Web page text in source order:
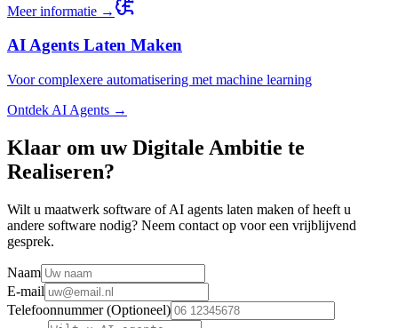
Meer informatie →
AI Agents Laten Maken
Voor complexere automatisering met machine learning
Ontdek AI Agents →
Klaar om uw Digitale Ambitie te
Realiseren?
Wilt u maatwerk software of AI agents laten maken of heeft u
andere software nodig? Neem contact op voor een vrijblijvend
gesprek.
Naam
E-mail
Telefoonnummer (Optioneel)